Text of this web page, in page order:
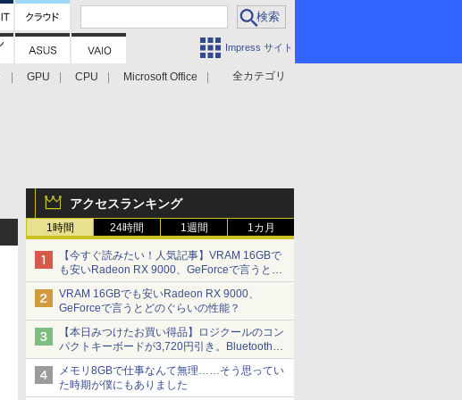
Impress サイト
全カテゴリ
GPU CPU
Microsoft Office
アクセスランキング
1時間 24時間 1週間 1カ月
【今すぐ読みたい！人気記事】VRAM 16GBで
も安いRadeon RX 9000、GeForceで言うとど
のぐらいの性能？ - PC Watch
VRAM 16GBでも安いRadeon RX 9000、
GeForceで言うとどのぐらいの性能？
【本日みつけたお買い得品】ロジクールのコン
パクトキーボードが3,720円引き。Bluetoothで3
台接続対応
メモリ8GBで仕事なんて無理……そう思ってい
た時期が僕にもありました